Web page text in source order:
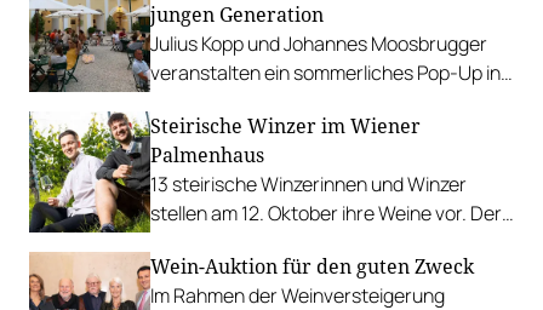
jungen Generation
Julius Kopp und Johannes Moosbrugger
veranstalten ein sommerliches Pop-Up in
Steirische Winzer im Wiener
Palmenhaus
13 steirische Winzerinnen und Winzer
stellen am 12. Oktober ihre Weine vor. Der
ausgeschenkt werden.
Wein-Auktion für den guten Zweck
Im Rahmen der Weinversteigerung